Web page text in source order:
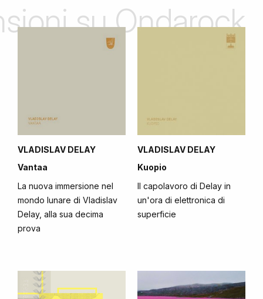
su Ondarock
VLADISLAV DELAY
Vantaa
La nuova immersione nel
mondo lunare di Vladislav
Delay, alla sua decima
prova
VLADISLAV DELAY
Kuopio
Il capolavoro di Delay in
un'ora di elettronica di
superficie